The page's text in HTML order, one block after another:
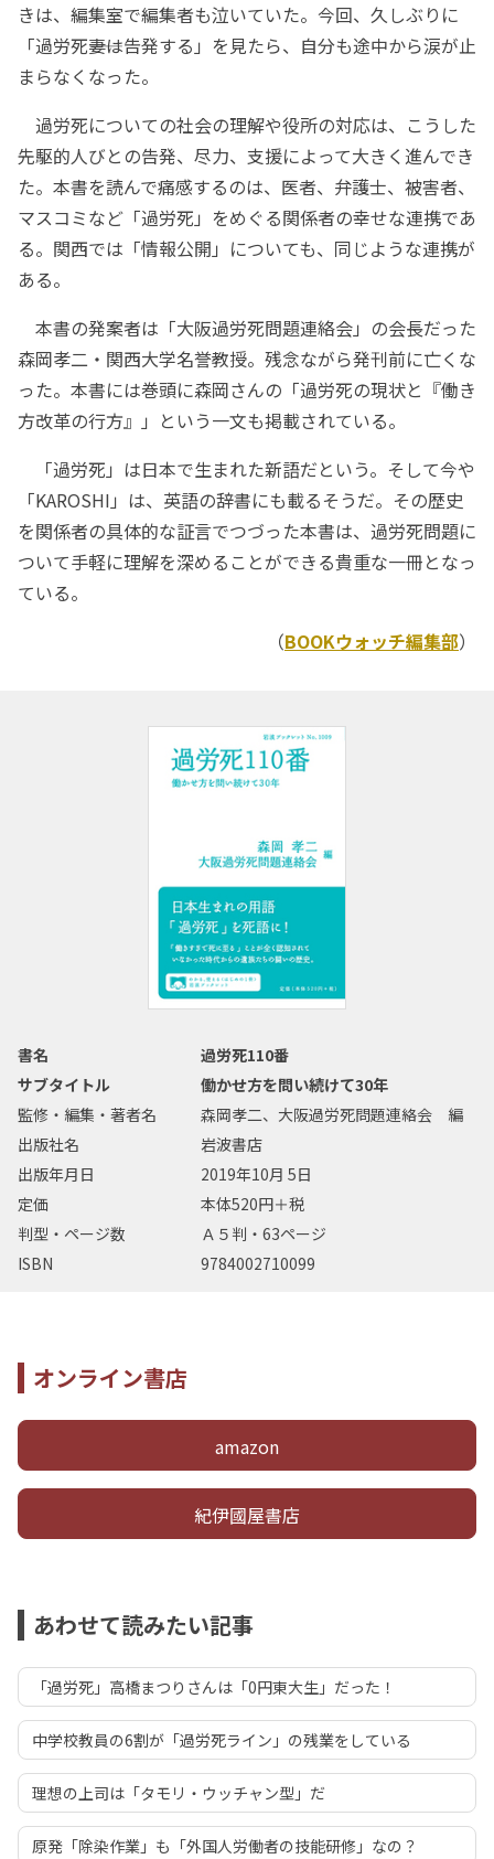
きは、編集室で編集者も泣いていた。今回、久しぶりに
「過労死――妻は告発する」を見たら、自分も途中から涙が止
まらなくなった。
過労死についての社会の理解や役所の対応は、こうした
先駆的人びとの告発、尽力、支援によって大きく進んでき
た。本書を読んで痛感するのは、医者、弁護士、被害者、
マスコミなど「過労死」をめぐる関係者の幸せな連携であ
る。関西では「情報公開」についても、同じような連携が
ある。
本書の発案者は「大阪過労死問題連絡会」の会長だった
森岡孝二・関西大学名誉教授。残念ながら発刊前に亡くな
った。本書には巻頭に森岡さんの「過労死の現状と『働き
方改革の行方』」という一文も掲載されている。
「過労死」は日本で生まれた新語だという。そして今や
「KAROSHI」は、英語の辞書にも載るそうだ。その歴史
を関係者の具体的な証言でつづった本書は、過労死問題に
ついて手軽に理解を深めることができる貴重な一冊となっ
ている。
（BOOKウォッチ編集部）
書名
過労死110番
サブタイトル
働かせ方を問い続けて30年
監修・編集・著者名
森岡孝二、大阪過労死問題連絡会 編
出版社名
岩波書店
出版年月日
2019年10月 5日
定価
本体520円＋税
判型・ページ数
Ａ５判・63ページ
ISBN
9784002710099
オンライン書店
amazon
紀伊國屋書店
あわせて読みたい記事
「過労死」高橋まつりさんは「0円東大生」だった！
中学校教員の6割が「過労死ライン」の残業をしている
理想の上司は「タモリ・ウッチャン型」だ
原発「除染作業」も「外国人労働者の技能研修」なの？